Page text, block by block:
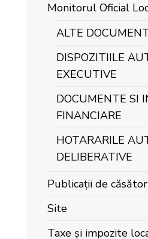
Monitorul Oficial
ALTE
DISPOZITIILE
EXECUTIVE
DOCUMENTE SI
FINANCIARE
HOTARARILE
DELIBERATIVE
Publicații de
Site
Taxe și impozite